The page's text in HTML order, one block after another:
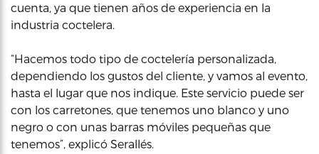
cuenta, ya que tienen años de experiencia en la
industria coctelera.
“Hacemos todo tipo de coctelería personalizada,
dependiendo los gustos del cliente, y vamos al evento,
hasta el lugar que nos indique. Este servicio puede ser
con los carretones, que tenemos uno blanco y uno
negro o con unas barras móviles pequeñas que
tenemos”, explicó Serallés.